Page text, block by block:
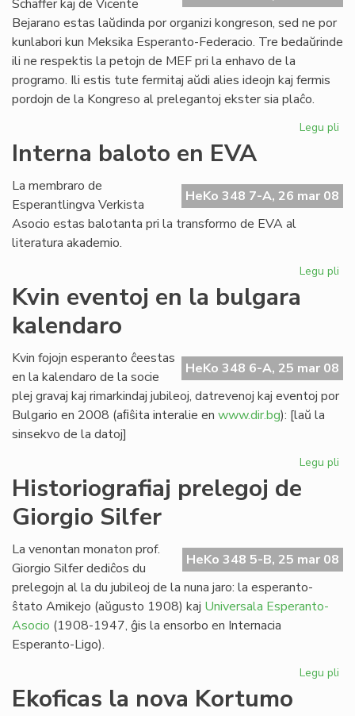
Schäffer kaj de Vicente
Bejarano estas laŭdinda por organizi kongreson, sed ne por
kunlabori kun Meksika Esperanto-Federacio. Tre bedaŭrinde
ili ne respektis la petojn de MEF pri la enhavo de la
programo. Ili estis tute fermitaj aŭdi alies ideojn kaj fermis
pordojn de la Kongreso al prelegantoj ekster sia plaĉo.
Legu pli
Interna baloto en EVA
HeKo 348 7-A, 26 mar 08
La membraro de
Esperantlingva Verkista
Asocio estas balotanta pri la transformo de EVA al
literatura akademio.
Legu pli
Kvin eventoj en la bulgara
kalendaro
HeKo 348 6-A, 25 mar 08
Kvin fojojn esperanto ĉeestas
en la kalendaro de la socie
plej gravaj kaj rimarkindaj jubileoj, datrevenoj kaj eventoj por
Bulgario en 2008 (aﬁŝita interalie en www.dir.bg): [laŭ la
sinsekvo de la datoj]
Legu pli
Historiografiaj prelegoj de
Giorgio Silfer
HeKo 348 5-B, 25 mar 08
La venontan monaton prof.
Giorgio Silfer dediĉos du
prelegojn al la du jubileoj de la nuna jaro: la esperanto-
ŝtato Amikejo (aŭgusto 1908) kaj Universala Esperanto-
Asocio (1908-1947, ĝis la ensorbo en Internacia
Esperanto-Ligo).
Legu pli
Ekoficas la nova Kortumo